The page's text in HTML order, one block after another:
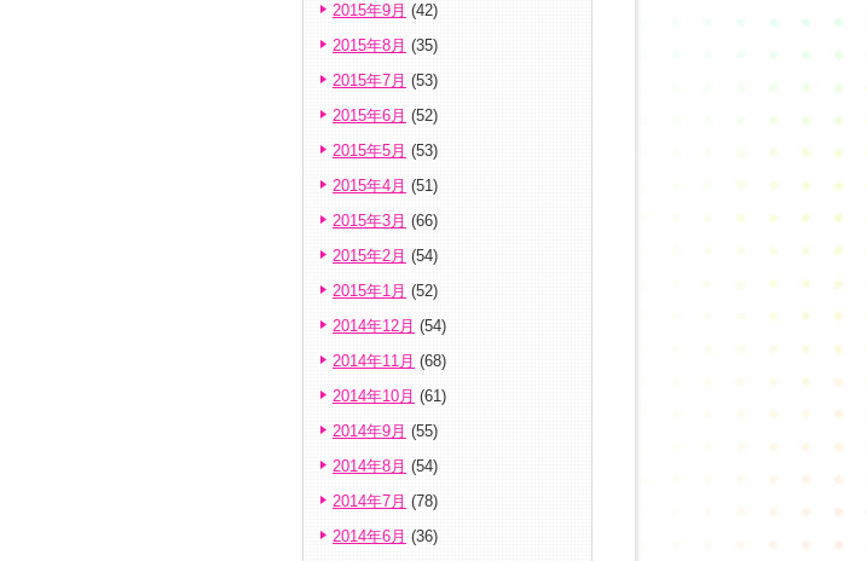
2015年9月 (42)
2015年8月 (35)
2015年7月 (53)
2015年6月 (52)
2015年5月 (53)
2015年4月 (51)
2015年3月 (66)
2015年2月 (54)
2015年1月 (52)
2014年12月 (54)
2014年11月 (68)
2014年10月 (61)
2014年9月 (55)
2014年8月 (54)
2014年7月 (78)
2014年6月 (36)